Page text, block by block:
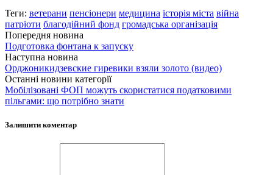
Теги: ветерани пенсіонери медицина історія міста війна
патріоти благодійний фонд громадська організація
Попередня новина
Подготовка фонтана к запуску
Наступна новина
Орджоникидзевские гиревики взяли золото (видео)
Останні новини категорії
Мобілізовані ФОП можуть скористатися податковими
пільгами: що потрібно знати
Залишити коментар